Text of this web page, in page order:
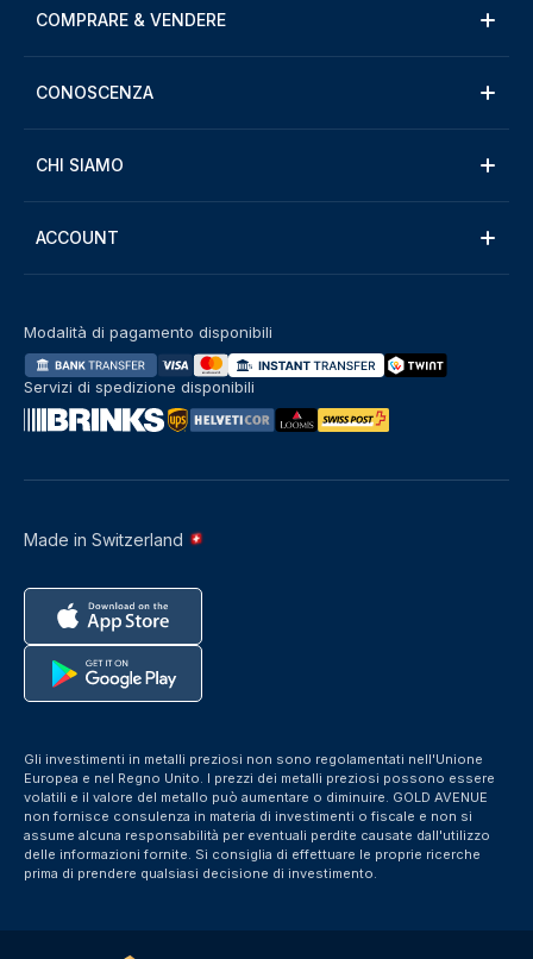
COMPRARE & VENDERE
CONOSCENZA
CHI SIAMO
ACCOUNT
Made in Switzerland
Modalità di pagamento disponibili
Servizi di spedizione disponibili
Gli investimenti in metalli preziosi non sono regolamentati nell'Unione
Europea e nel Regno Unito. I prezzi dei metalli preziosi possono essere
volatili e il valore del metallo può aumentare o diminuire. GOLD AVENUE
non fornisce consulenza in materia di investimenti o fiscale e non si
assume alcuna responsabilità per eventuali perdite causate dall'utilizzo
delle informazioni fornite. Si consiglia di effettuare le proprie ricerche
prima di prendere qualsiasi decisione di investimento.